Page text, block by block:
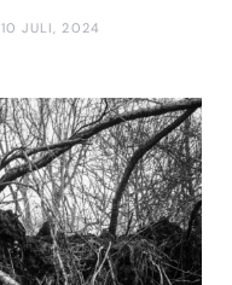
10 JULI, 2024